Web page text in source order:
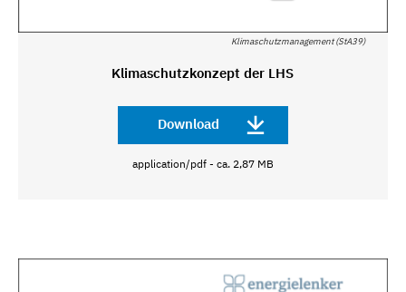
Klimaschutzmanagement (StA39)
Klimaschutzkonzept der LHS
Download
application/pdf - ca. 2,87 MB